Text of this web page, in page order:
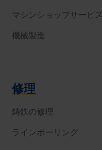
マシンショップサービス
機械製造
修理
鋳鉄の修理
ラインボーリング